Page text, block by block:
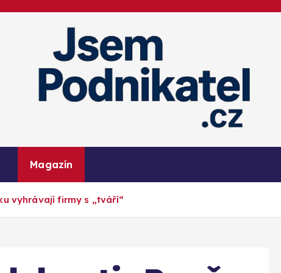
Magazín podnikání a informací
Magazín
vyhrávají firmy s „tváří“